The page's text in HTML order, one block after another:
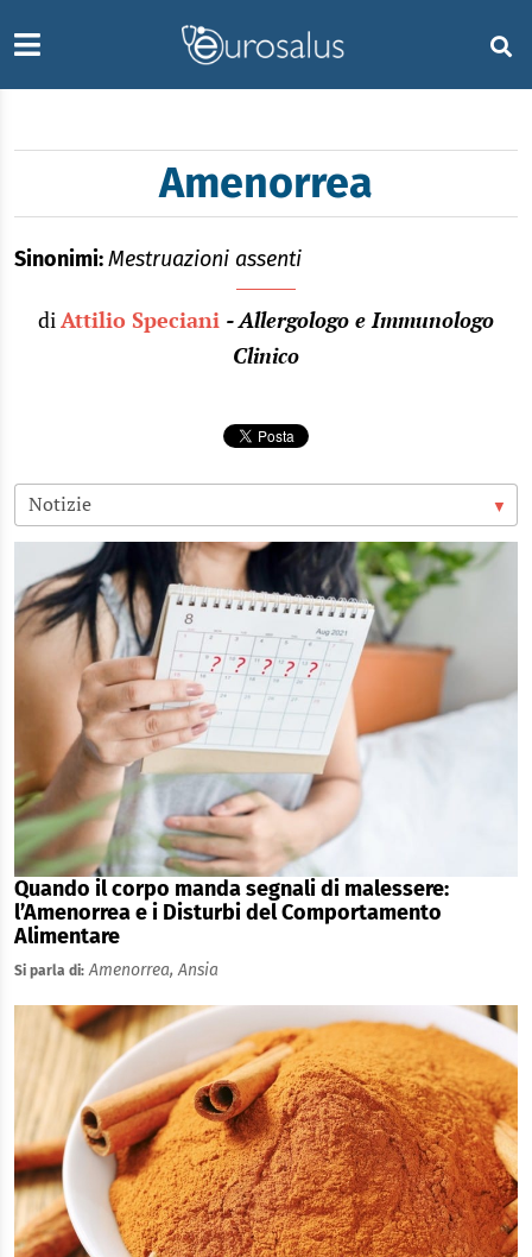
Amenorrea
Sinonimi:Mestruazioni assenti
diAttilio Speciani - Allergologo e Immunologo
Clinico
Quando il corpo manda segnali di malessere:
l’Amenorrea e i Disturbi del Comportamento
Alimentare
Si parla di: Amenorrea,Ansia